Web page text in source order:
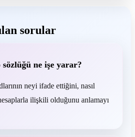
sorular
sözlüğü ne işe yarar?
neyi ifade ettiğini, nasıl
ilişkili olduğunu anlamayı